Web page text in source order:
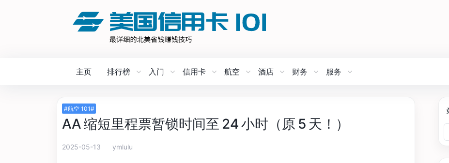
主页 排行榜 入门 信用卡 航空 酒店 财务 服务
#航空 101#
AA 缩短里程票暂锁时间至 24 小时（原 5 天！）
2025-05-13 ymlulu